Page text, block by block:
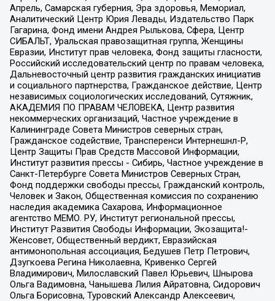
Апрель, Самарская губерния, Эра здоровья, Мемориал,
Аналитический Центр Юрия Левады, Издательство Парк
Гагарина, Фонд имени Андрея Рылькова, Сфера, Центр
СИБАЛЬТ, Уральская правозащитная группа, Женщины
Евразии, Институт прав человека, Фонд защиты гласности,
Российский исследовательский центр по правам человека,
Дальневосточный центр развития гражданских инициатив
и социального партнерства, Гражданское действие, Центр
независимых социологических исследований, Сутяжник,
АКАДЕМИЯ ПО ПРАВАМ ЧЕЛОВЕКА, Центр развития
некоммерческих организаций, Частное учреждение в
Калининграде Совета Министров северных стран,
Гражданское содействие, Трансперенси Интернешнл-Р,
Центр Защиты Прав Средств Массовой Информации,
Институт развития прессы - Сибирь, Частное учреждение в
Санкт-Петербурге Совета Министров Северных Стран,
Фонд поддержки свободы прессы, Гражданский контроль,
Человек и Закон, Общественная комиссия по сохранению
наследия академика Сахарова, Информационное
агентство МЕМО. РУ, Институт региональной прессы,
Институт Развития Свободы Информации, Экозащита!-
Женсовет, Общественный вердикт, Евразийская
антимонопольная ассоциация, Бедушев Петр Петрович,
Дзугкоева Регина Николаевна, Кривенко Сергей
Владимирович, Милославский Павел Юрьевич, Шнырова
Ольга Вадимовна, Чанышева Лилия Айратовна, Сидорович
Ольга Борисовна, Туровский Александр Алексеевич,